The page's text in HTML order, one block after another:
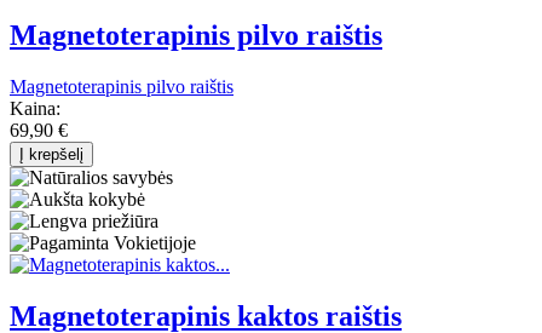
Magnetoterapinis pilvo raištis
Magnetoterapinis pilvo raištis
Kaina:
69,90 €
Į krepšelį
Magnetoterapinis kaktos raištis